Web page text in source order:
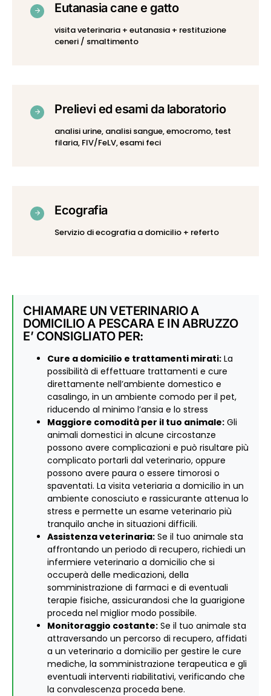
Eutanasia cane e gatto
visita veterinaria + eutanasia + restituzione
ceneri / smaltimento
Prelievi ed esami da laboratorio
analisi urine, analisi sangue, emocromo, test
filaria, FIV/FeLV, esami feci
Ecografia
Servizio di ecografia a domicilio + referto
CHIAMARE UN VETERINARIO A
DOMICILIO A PESCARA E IN ABRUZZO
E’ CONSIGLIATO PER:
Cure a domicilio e trattamenti mirati: La
possibilità di effettuare trattamenti e cure
direttamente nell’ambiente domestico e
casalingo, in un ambiente comodo per il pet,
riducendo al minimo l’ansia e lo stress
Maggiore comodità per il tuo animale: Gli
animali domestici in alcune circostanze
possono avere complicazioni e può risultare più
complicato portarli dal veterinario, oppure
possono avere paura o essere timorosi o
spaventati. La visita veteriaria a domicilio in un
ambiente conosciuto e rassicurante attenua lo
stress e permette un esame veterinario più
tranquilo anche in situazioni difficili.
Assistenza veterinaria: Se il tuo animale sta
affrontando un periodo di recupero, richiedi un
infermiere veterinario a domicilio che si
occuperà delle medicazioni, della
somministrazione di farmaci e di eventuali
terapie fisiche, assicurandosi che la guarigione
proceda nel miglior modo possibile.
Monitoraggio costante: Se il tuo animale sta
attraversando un percorso di recupero, affidati
a un veterinario a domicilio per gestire le cure
mediche, la somministrazione terapeutica e gli
eventuali interventi riabilitativi, verificando che
la convalescenza proceda bene.